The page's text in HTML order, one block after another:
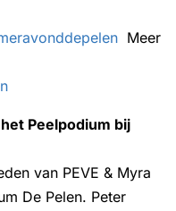
Meer
Peelpodium bij
van PEVE & Myra
De Pelen. Peter